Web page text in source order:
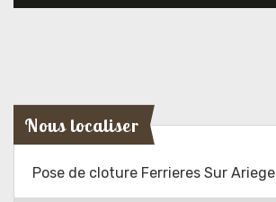
Nous localiser
Pose de cloture Ferrieres Sur Ariege